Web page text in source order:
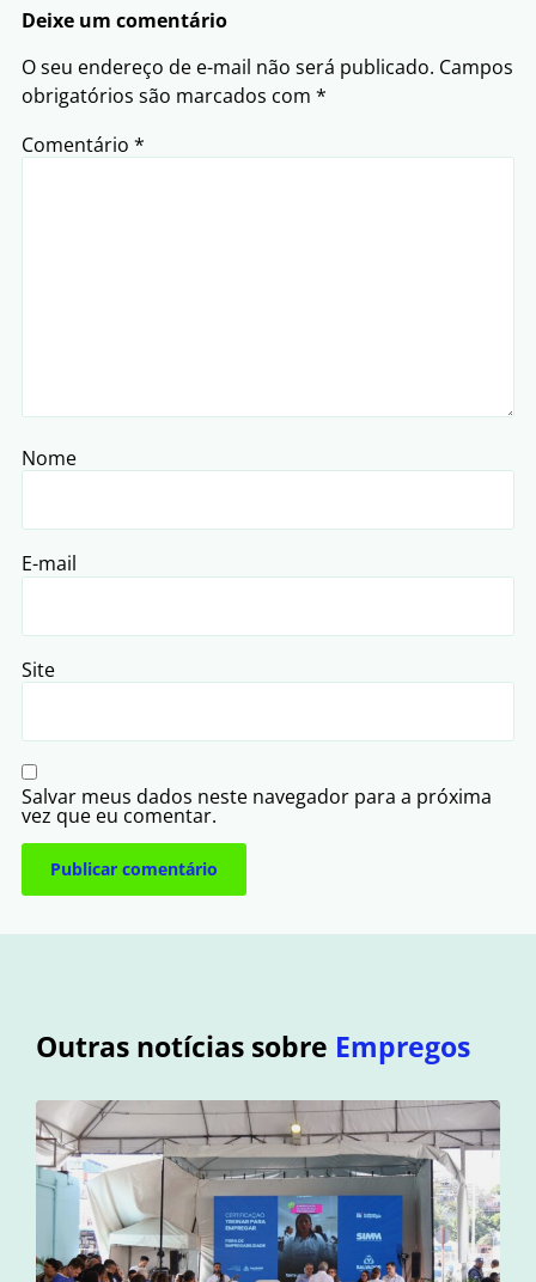
Deixe um comentário
O seu endereço de e-mail não será publicado. Campos
obrigatórios são marcados com *
Comentário *
Nome
E-mail
Site
Salvar meus dados neste navegador para a próxima
vez que eu comentar.
Outras notícias sobre Empregos